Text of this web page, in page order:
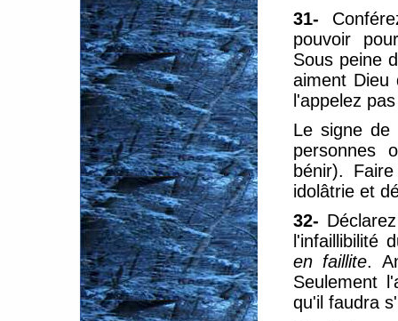
31-
pouvoir
Sous peine
aiment Dieu
l'appelez
Le signe
personnes
bénir).
idolâtrie et
32-
l'infaillibilité
en faillite.
Seulement
qu'il faudra